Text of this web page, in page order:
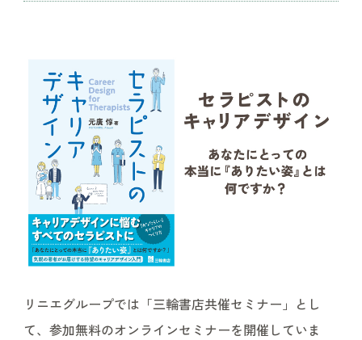
リニエグループでは「三輪書店共催セミナー」とし
て、参加無料のオンラインセミナーを開催していま